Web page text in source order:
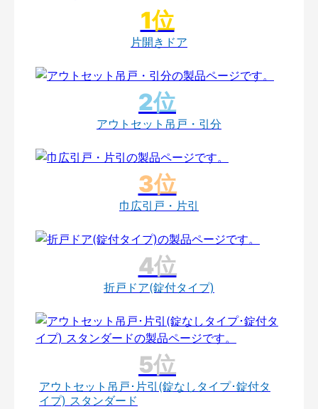
片開きドア
アウトセット吊戸・引分
巾広引戸・片引
折戸ドア(錠付タイプ)
アウトセット吊戸･片引(錠なしタイプ･錠付タ
イプ) スタンダード